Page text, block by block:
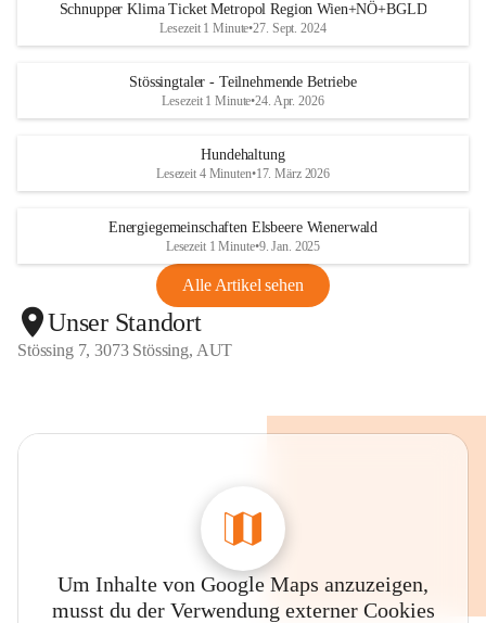
Schnupper Klima Ticket Metropol Region Wien+NÖ+BGLD
Lesezeit 1 Minute•27. Sept. 2024
Stössingtaler - Teilnehmende Betriebe
Lesezeit 1 Minute•24. Apr. 2026
Hundehaltung
Lesezeit 4 Minuten•17. März 2026
Energiegemeinschaften Elsbeere Wienerwald
Lesezeit 1 Minute•9. Jan. 2025
Alle Artikel sehen
Unser Standort
Stössing 7, 3073 Stössing, AUT
Um Inhalte von Google Maps anzuzeigen,
musst du der Verwendung externer Cookies